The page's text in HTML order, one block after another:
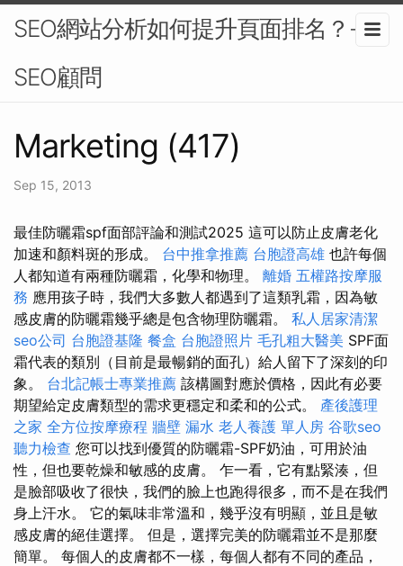
SEO網站分析如何提升頁面排名？-
SEO顧問
Marketing (417)
Sep 15, 2013
最佳防曬霜spf面部評論和測試2025 這可以防止皮膚老化
加速和顏料斑的形成。 台中推拿推薦 台胞證高雄 也許每個
人都知道有兩種防曬霜，化學和物理。 離婚 五權路按摩服
務 應用孩子時，我們大多數人都遇到了這類乳霜，因為敏
感皮膚的防曬霜幾乎總是包含物理防曬霜。 私人居家清潔
seo公司 台胞證基隆 餐盒 台胞證照片 毛孔粗大醫美 SPF面
霜代表的類別（目前是最暢銷的面孔）給人留下了深刻的印
象。 台北記帳士專業推薦 該構圖對應於價格，因此有必要
期望給定皮膚類型的需求更穩定和柔和的公式。 產後護理
之家 全方位按摩療程 牆壁 漏水 老人養護 單人房 谷歌seo
聽力檢查 您可以找到優質的防曬霜-SPF奶油，可用於油
性，但也要乾燥和敏感的皮膚。 乍一看，它有點緊湊，但
是臉部吸收了很快，我們的臉上也跑得很多，而不是在我們
身上汗水。 它的氣味非常溫和，幾乎沒有明顯，並且是敏
感皮膚的絕佳選擇。 但是，選擇完美的防曬霜並不是那麼
簡單。 每個人的皮膚都不一樣，每個人都有不同的產品，